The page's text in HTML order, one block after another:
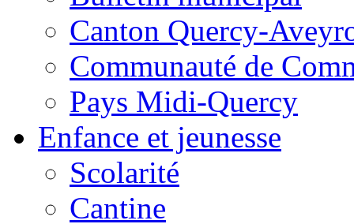
Canton Quercy-
Communauté de
Pays Midi-Quercy
Enfance et jeunesse
Scolarité
Cantine